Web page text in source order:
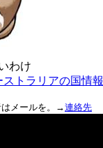
わけ
ストラリアの国情報
メールを。→連絡先